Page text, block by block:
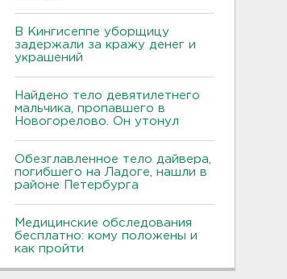
В Кингисеппе уборщицу
задержали за кражу денег и
украшений
Найдено тело девятилетнего
мальчика, пропавшего в
Новогорелово. Он утонул
Обезглавленное тело дайвера,
погибшего на Ладоге, нашли в
районе Петербурга
Медицинские обследования
бесплатно: кому положены и
как пройти